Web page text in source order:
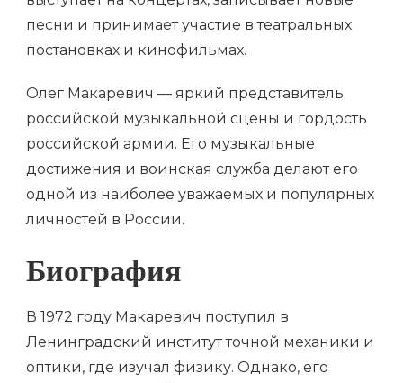
песни и принимает участие в театральных
постановках и кинофильмах.
Олег Макаревич — яркий представитель
российской музыкальной сцены и гордость
российской армии. Его музыкальные
достижения и воинская служба делают его
одной из наиболее уважаемых и популярных
личностей в России.
Биография
В 1972 году Макаревич поступил в
Ленинградский институт точной механики и
оптики, где изучал физику. Однако, его